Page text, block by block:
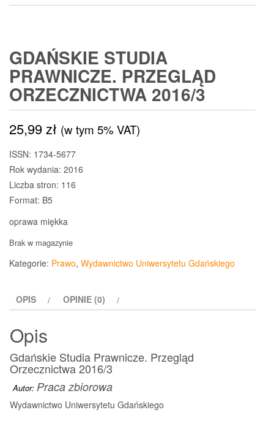
GDAŃSKIE STUDIA
PRAWNICZE. PRZEGLĄD
ORZECZNICTWA 2016/3
25,99zł (w tym 5% VAT)
ISSN: 1734-5677
Rok wydania: 2016
Liczba stron: 116
Format: B5
oprawa miękka
Brak w magazynie
Kategorie: Prawo, Wydawnictwo Uniwersytetu Gdańskiego
OPIS OPINIE (0)
Opis
Gdańskie Studia Prawnicze. Przegląd
Orzecznictwa 2016/3
Autor: Praca zbiorowa
Wydawnictwo Uniwersytetu Gdańskiego